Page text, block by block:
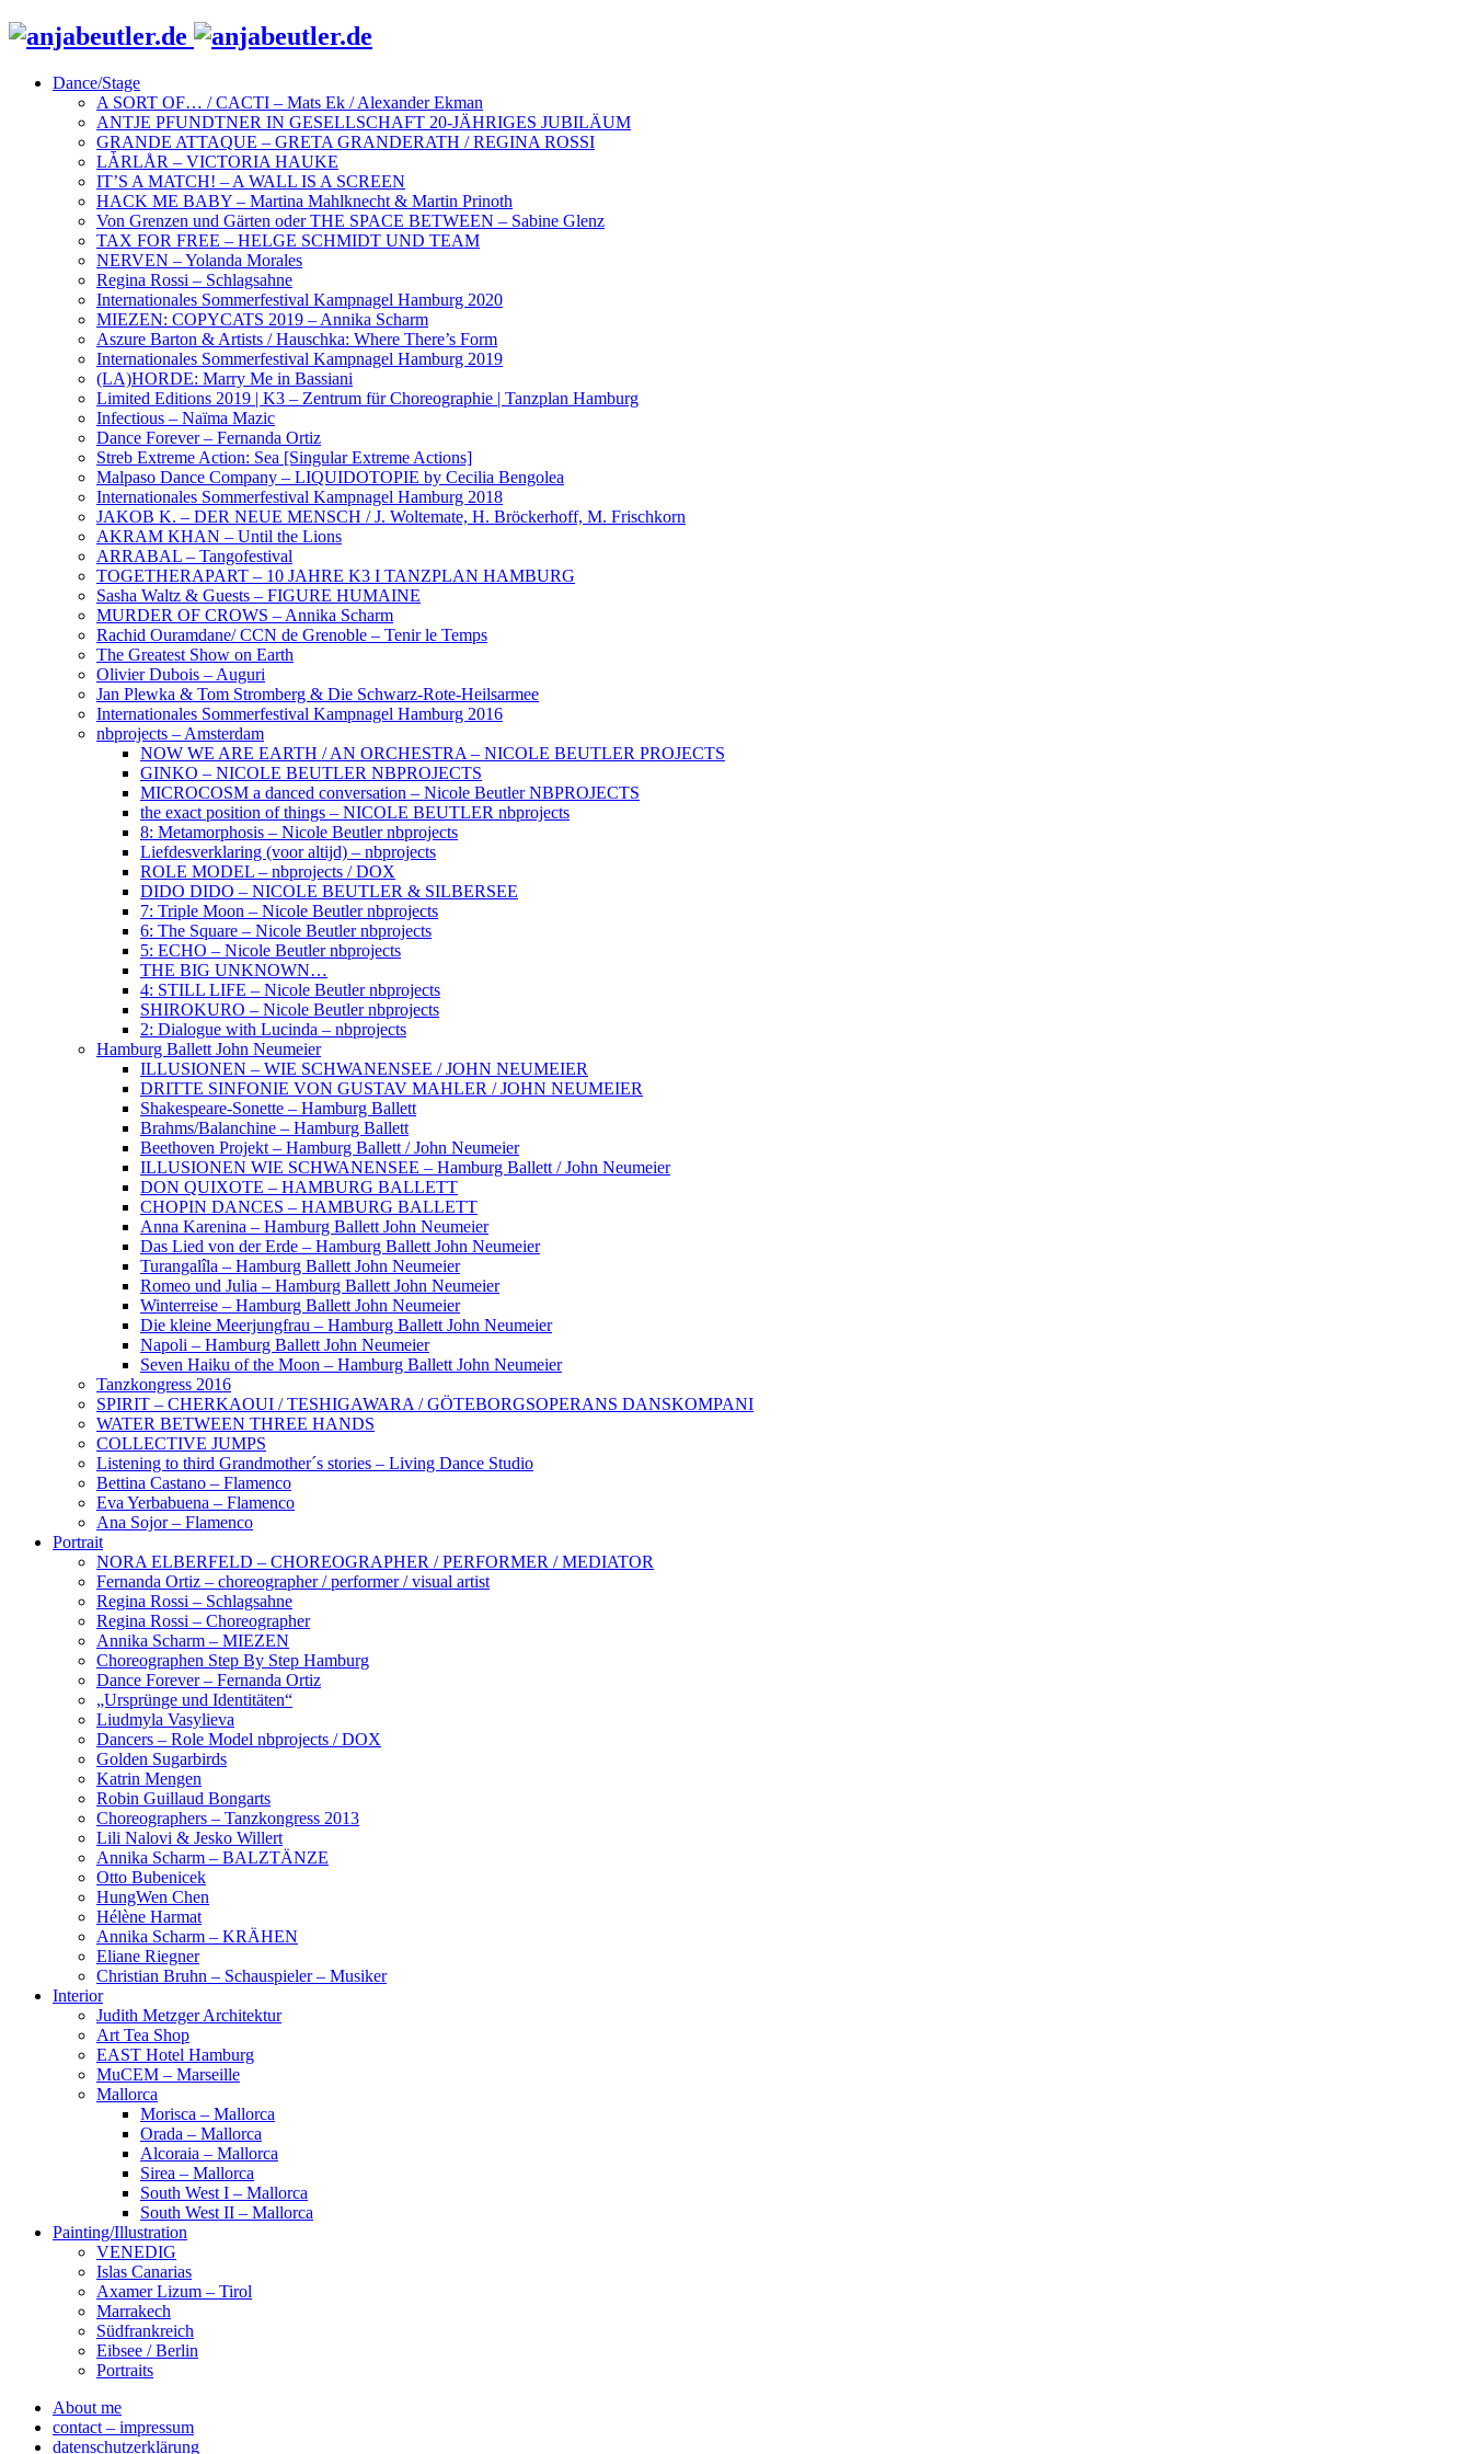
Dance/Stage
A SORT OF… / CACTI – Mats Ek / Alexander Ekman
ANTJE PFUNDTNER IN GESELLSCHAFT 20-JÄHRIGES JUBILÄUM
GRANDE ATTAQUE – GRETA GRANDERATH / REGINA ROSSI
LǠRLÅR – VICTORIA HAUKE
IT’S A MATCH! – A WALL IS A SCREEN
HACK ME BABY – Martina Mahlknecht & Martin Prinoth
Von Grenzen und Gärten oder THE SPACE BETWEEN – Sabine Glenz
TAX FOR FREE – HELGE SCHMIDT UND TEAM
NERVEN – Yolanda Morales
Regina Rossi – Schlagsahne
Internationales Sommerfestival Kampnagel Hamburg 2020
MIEZEN: COPYCATS 2019 – Annika Scharm
Aszure Barton & Artists / Hauschka: Where There’s Form
Internationales Sommerfestival Kampnagel Hamburg 2019
(LA)HORDE: Marry Me in Bassiani
Limited Editions 2019 | K3 – Zentrum für Choreographie | Tanzplan Hamburg
Infectious – Naïma Mazic
Dance Forever – Fernanda Ortiz
Streb Extreme Action: Sea [Singular Extreme Actions]
Malpaso Dance Company – LIQUIDOTOPIE by Cecilia Bengolea
Internationales Sommerfestival Kampnagel Hamburg 2018
JAKOB K. – DER NEUE MENSCH / J. Woltemate, H. Bröckerhoff, M. Frischkorn
AKRAM KHAN – Until the Lions
ARRABAL – Tangofestival
TOGETHERAPART – 10 JAHRE K3 I TANZPLAN HAMBURG
Sasha Waltz & Guests – FIGURE HUMAINE
MURDER OF CROWS – Annika Scharm
Rachid Ouramdane/ CCN de Grenoble – Tenir le Temps
The Greatest Show on Earth
Olivier Dubois – Auguri
Jan Plewka & Tom Stromberg & Die Schwarz-Rote-Heilsarmee
Internationales Sommerfestival Kampnagel Hamburg 2016
nbprojects – Amsterdam
NOW WE ARE EARTH / AN ORCHESTRA – NICOLE BEUTLER PROJECTS
GINKO – NICOLE BEUTLER NBPROJECTS
MICROCOSM a danced conversation – Nicole Beutler NBPROJECTS
the exact position of things – NICOLE BEUTLER nbprojects
8: Metamorphosis – Nicole Beutler nbprojects
Liefdesverklaring (voor altijd) – nbprojects
ROLE MODEL – nbprojects / DOX
DIDO DIDO – NICOLE BEUTLER & SILBERSEE
7: Triple Moon – Nicole Beutler nbprojects
6: The Square – Nicole Beutler nbprojects
5: ECHO – Nicole Beutler nbprojects
THE BIG UNKNOWN…
4: STILL LIFE – Nicole Beutler nbprojects
SHIROKURO – Nicole Beutler nbprojects
2: Dialogue with Lucinda – nbprojects
Hamburg Ballett John Neumeier
ILLUSIONEN – WIE SCHWANENSEE / JOHN NEUMEIER
DRITTE SINFONIE VON GUSTAV MAHLER / JOHN NEUMEIER
Shakespeare-Sonette – Hamburg Ballett
Brahms/Balanchine – Hamburg Ballett
Beethoven Projekt – Hamburg Ballett / John Neumeier
ILLUSIONEN WIE SCHWANENSEE – Hamburg Ballett / John Neumeier
DON QUIXOTE – HAMBURG BALLETT
CHOPIN DANCES – HAMBURG BALLETT
Anna Karenina – Hamburg Ballett John Neumeier
Das Lied von der Erde – Hamburg Ballett John Neumeier
Turangalîla – Hamburg Ballett John Neumeier
Romeo und Julia – Hamburg Ballett John Neumeier
Winterreise – Hamburg Ballett John Neumeier
Die kleine Meerjungfrau – Hamburg Ballett John Neumeier
Napoli – Hamburg Ballett John Neumeier
Seven Haiku of the Moon – Hamburg Ballett John Neumeier
Tanzkongress 2016
SPIRIT – CHERKAOUI / TESHIGAWARA / GÖTEBORGSOPERANS DANSKOMPANI
WATER BETWEEN THREE HANDS
COLLECTIVE JUMPS
Listening to third Grandmother´s stories – Living Dance Studio
Bettina Castano – Flamenco
Eva Yerbabuena – Flamenco
Ana Sojor – Flamenco
Portrait
NORA ELBERFELD – CHOREOGRAPHER / PERFORMER / MEDIATOR
Fernanda Ortiz – choreographer / performer / visual artist
Regina Rossi – Schlagsahne
Regina Rossi – Choreographer
Annika Scharm – MIEZEN
Choreographen Step By Step Hamburg
Dance Forever – Fernanda Ortiz
„Ursprünge und Identitäten“
Liudmyla Vasylieva
Dancers – Role Model nbprojects / DOX
Golden Sugarbirds
Katrin Mengen
Robin Guillaud Bongarts
Choreographers – Tanzkongress 2013
Lili Nalovi & Jesko Willert
Annika Scharm – BALZTÄNZE
Otto Bubenicek
HungWen Chen
Hélène Harmat
Annika Scharm – KRÄHEN
Eliane Riegner
Christian Bruhn – Schauspieler – Musiker
Interior
Judith Metzger Architektur
Art Tea Shop
EAST Hotel Hamburg
MuCEM – Marseille
Mallorca
Morisca – Mallorca
Orada – Mallorca
Alcoraia – Mallorca
Sirea – Mallorca
South West I – Mallorca
South West II – Mallorca
Painting/Illustration
VENEDIG
Islas Canarias
Axamer Lizum – Tirol
Marrakech
Südfrankreich
Eibsee / Berlin
Portraits
About me
contact – impressum
datenschutzerklärung